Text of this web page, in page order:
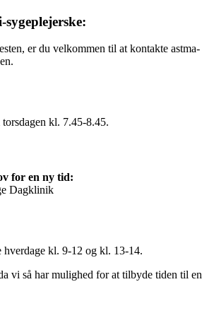
er du velkommen til at kontakte astma-
kl. 7.45-8.45.
for en ny tid:
Dagklinik
hverdage kl. 9-12 og kl. 13-14.
vi så har mulighed for at tilbyde tiden til en